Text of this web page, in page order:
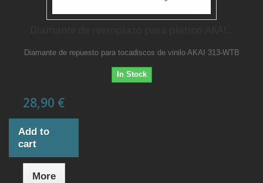
Diamante de repuesto para tocadiscos de vinilo AKAI 313-WTB
In Stock
28,90 €
Add to
cart
More